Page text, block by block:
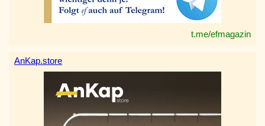
t.me/efmagazin
AnKap.store